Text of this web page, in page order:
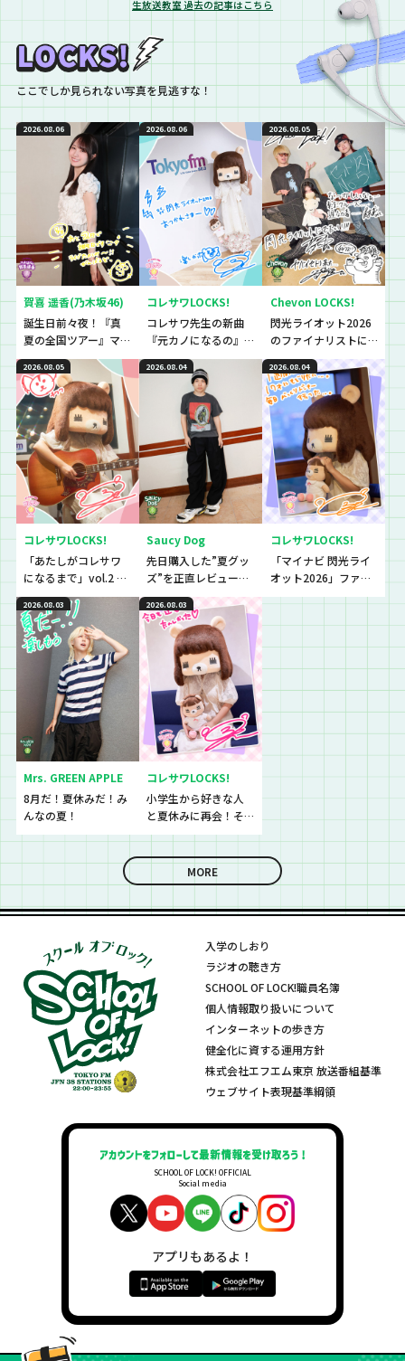
生放送教室 過去の記事はこちら
ここでしか見られない写真を見逃すな！
2026.08.06
賀喜 遥香(乃木坂46)
誕生日前々夜！『真
夏の全国ツアー』マ
ストアイテムと
は！？
2026.08.06
コレサワLOCKS!
コレサワ先生の新曲
『元カノになるの』
初解禁！！！！！
2026.08.05
Chevon LOCKS!
閃光ライオット2026
のファイナリストに
思わず「なんであん
な上手いの？！」さ
らに今夜は『セット
リストNo.5』の授
業！
2026.08.05
コレサワLOCKS!
「あたしがコレサワ
になるまで」vol.2 開
催！！
2026.08.04
Saucy Dog
先日購入した”夏グッ
ズ”を正直レビューし
ていきました！
2026.08.04
コレサワLOCKS!
「マイナビ 閃光ライ
オット2026」ファイ
ナリストたちの音源
2026.08.03
Mrs. GREEN APPLE
8月だ！夏休みだ！み
んなの夏！
2026.08.03
コレサワLOCKS!
小学生から好きな人
と夏休みに再会！そ
して、最後に嬉しいお
MORE
入学のしおり
ラジオの聴き方
SCHOOL OF LOCK!職員名簿
個人情報取り扱いについて
インターネットの歩き方
健全化に資する運用方針
株式会社エフエム東京 放送番組基準
ウェブサイト表現基準綱領
SCHOOL OF LOCK! OFFICIAL
Social media
アプリもあるよ！